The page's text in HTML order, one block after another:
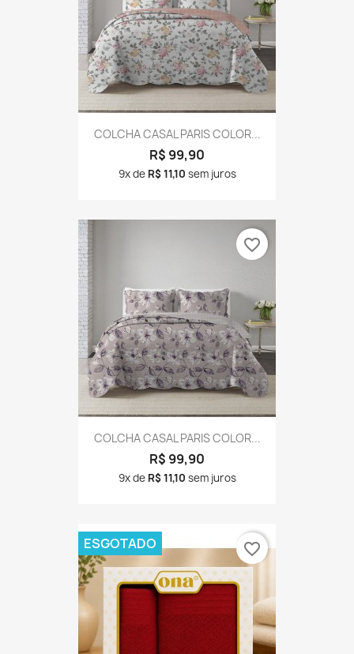
COLCHA CASAL PARIS COLOR...
R$ 99,90
9x de R$ 11,10 sem juros
COLCHA CASAL PARIS COLOR...
R$ 99,90
9x de R$ 11,10 sem juros
favorite_border
ESGOTADO favorite_border